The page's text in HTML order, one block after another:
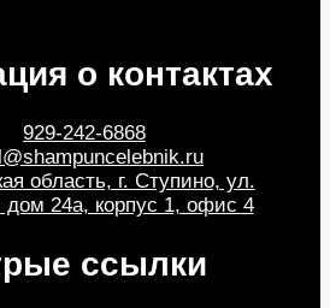
о контактах
929-242-6868
область, г. Ступино, ул.
дом 24а, корпус 1, офис 4
ссылки